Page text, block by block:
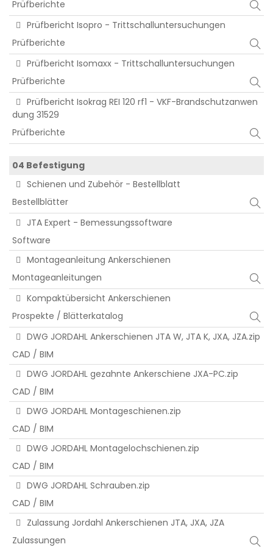
Prüfberichte
Prüfbericht Isopro - Trittschalluntersuchungen
Prüfberichte
Prüfbericht Isomaxx - Trittschalluntersuchungen
Prüfberichte
Prüfbericht Isokrag REI 120 rf1 - VKF-Brandschutzanwen
dung 31529
Prüfberichte
04 Befestigung
Schienen und Zubehör - Bestellblatt
Bestellblätter
JTA Expert - Bemessungssoftware
Software
Montageanleitung Ankerschienen
Montageanleitungen
Kompaktübersicht Ankerschienen
Prospekte / Blätterkatalog
DWG JORDAHL Ankerschienen JTA W, JTA K, JXA, JZA.zip
CAD / BIM
DWG JORDAHL gezahnte Ankerschiene JXA-PC.zip
CAD / BIM
DWG JORDAHL Montageschienen.zip
CAD / BIM
DWG JORDAHL Montagelochschienen.zip
CAD / BIM
DWG JORDAHL Schrauben.zip
CAD / BIM
Zulassung Jordahl Ankerschienen JTA, JXA, JZA
Zulassungen